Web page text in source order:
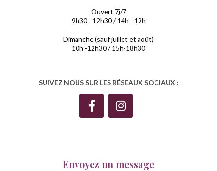
Ouvert 7j/7
9h30 - 12h30 / 14h - 19h
Dimanche (sauf juillet et août)
10h -12h30 / 15h-18h30
SUIVEZ NOUS SUR LES RÉSEAUX SOCIAUX :
Envoyez un message